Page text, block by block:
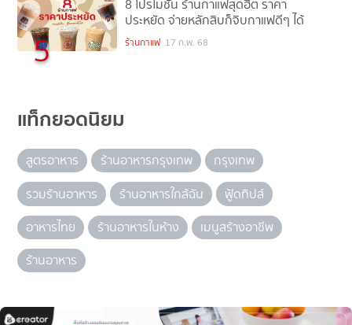
5
8 โปรโมชั่น ร้านกาแฟสุดฮิต ราคา
ประหยัด จ่ายหลักสิบก็จิบกาแฟดีๆ ได้
ร้านกาแฟ 17 ก.พ. 68
แท็กยอดนิยม
สูตรอาหาร ร้านอาหารกรุงเทพ
กรุงเทพ
รวมร้านอาหาร
ร้านอาหารใกล้ฉัน
ฟู้ดทิปส์
อาหารไทย
ร้านอาหารในห้าง
เมนูสร้างอาชีพ
ร้านอาหาร